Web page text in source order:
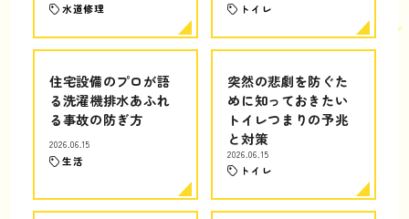
水道修理 トイレ
住宅設備のプロが語
る洗濯機排水あふれ
る事故の防ぎ方
2026.06.15
生活
突然の悲劇を防ぐた
めに知っておきたい
トイレつまりの予兆
と対策
2026.06.15
トイレ